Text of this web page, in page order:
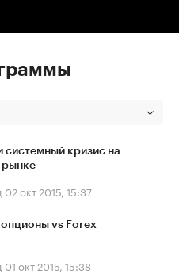
системный кризис на
02 окт 2015, 15:37
vs Forex
01 окт 2015, 15:38